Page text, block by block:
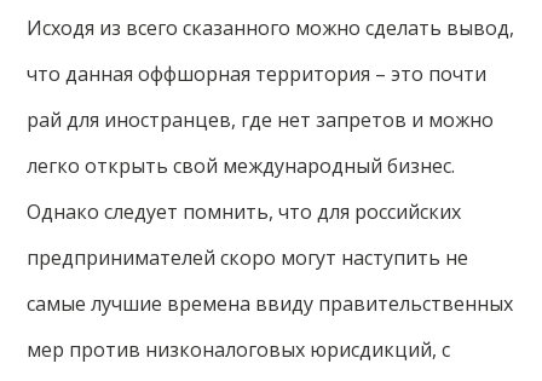
Исходя из всего сказанного можно сделать вывод,
что данная оффшорная территория – это почти
рай для иностранцев, где нет запретов и можно
легко открыть свой международный бизнес.
Однако следует помнить, что для российских
предпринимателей скоро могут наступить не
самые лучшие времена ввиду правительственных
мер против низконалоговых юрисдикций, с